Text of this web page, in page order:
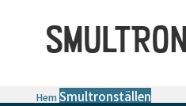
HemSmultronställen